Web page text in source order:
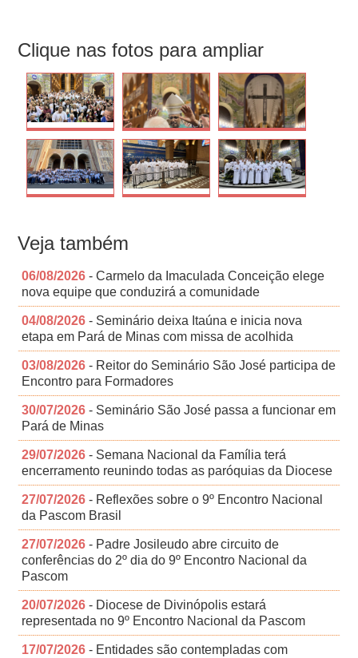
Clique nas fotos para ampliar
Veja também
06/08/2026 - Carmelo da Imaculada Conceição elege
nova equipe que conduzirá a comunidade
04/08/2026 - Seminário deixa Itaúna e inicia nova
etapa em Pará de Minas com missa de acolhida
03/08/2026 - Reitor do Seminário São José participa de
Encontro para Formadores
30/07/2026 - Seminário São José passa a funcionar em
Pará de Minas
29/07/2026 - Semana Nacional da Família terá
encerramento reunindo todas as paróquias da Diocese
27/07/2026 - Reflexões sobre o 9º Encontro Nacional
da Pascom Brasil
27/07/2026 - Padre Josileudo abre circuito de
conferências do 2º dia do 9º Encontro Nacional da
Pascom
20/07/2026 - Diocese de Divinópolis estará
representada no 9º Encontro Nacional da Pascom
17/07/2026 - Entidades são contempladas com